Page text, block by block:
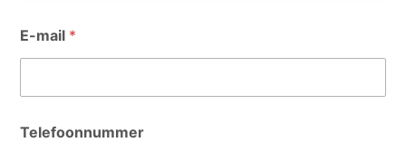
E-mail *
e
Telefoonnummer